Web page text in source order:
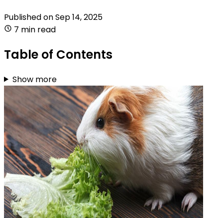
Published onSep 14, 2025
7 min read
Table of Contents
Show more